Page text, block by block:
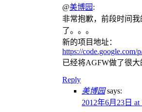
@美博园 :
非常抱歉，前段时间我
了。。。
新的项目地址：
https://code.google.com/
已经将AGFW做了很大
Reply
美博园 says:
2012年6月23日 at